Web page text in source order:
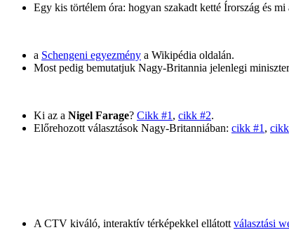
Egy kis törtélem óra: hogyan szakadt ketté Írország és
a Schengeni egyezmény a Wikipédia oldalán.
Most pedig bemutatjuk Nagy-Britannia jelenlegi
Ki az a Nigel Farage? Cikk #1 , cikk #2.
Előrehozott választások Nagy-Britanniában: cikk #1 ,
A CTV kiváló, interaktív térképekkel ellátott választási